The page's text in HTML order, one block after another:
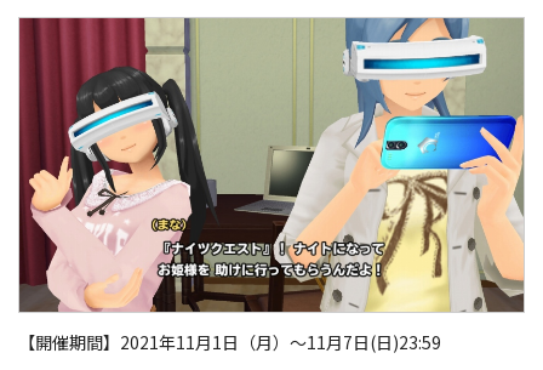
【開催期間】2021年11月1日（月）～11月7日(日)23:59